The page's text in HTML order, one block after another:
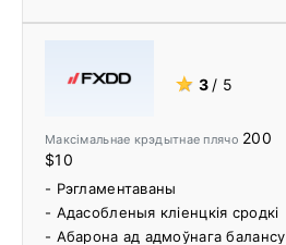
★ 3 / 5
Максімальнае крэдытнае плячо 200
$10
- Рэгламентаваны
- Адасобленыя кліенцкія сродкі
- Абарона ад адмоўнага балансу